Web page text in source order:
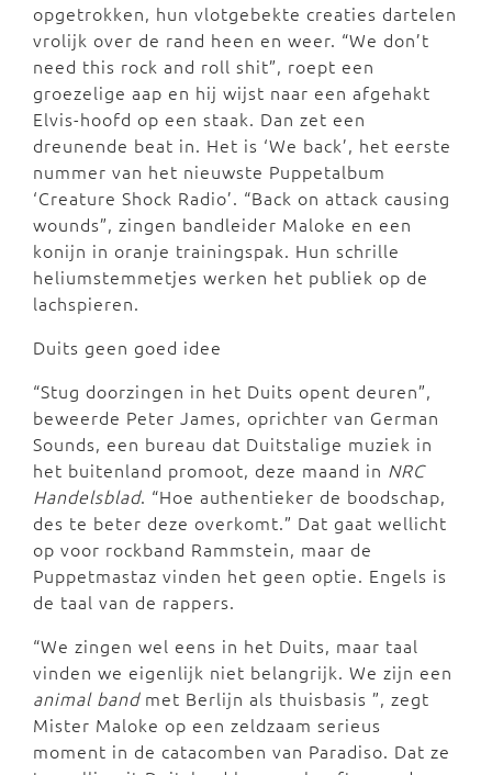
opgetrokken, hun vlotgebekte creaties dartelen
vrolijk over de rand heen en weer. “We don’t
need this rock and roll shit”, roept een
groezelige aap en hij wijst naar een afgehakt
Elvis-hoofd op een staak. Dan zet een
dreunende beat in. Het is ‘We back’, het eerste
nummer van het nieuwste Puppetalbum
‘Creature Shock Radio’. “Back on attack causing
wounds”, zingen bandleider Maloke en een
konijn in oranje trainingspak. Hun schrille
heliumstemmetjes werken het publiek op de
lachspieren.
Duits geen goed idee
“Stug doorzingen in het Duits opent deuren”,
beweerde Peter James, oprichter van German
Sounds, een bureau dat Duitstalige muziek in
het buitenland promoot, deze maand in NRC
Handelsblad. “Hoe authentieker de boodschap,
des te beter deze overkomt.” Dat gaat wellicht
op voor rockband Rammstein, maar de
Puppetmastaz vinden het geen optie. Engels is
de taal van de rappers.
“We zingen wel eens in het Duits, maar taal
vinden we eigenlijk niet belangrijk. We zijn een
animal bandmet Berlijn als thuisbasis ”, zegt
Mister Maloke op een zeldzaam serieus
moment in de catacomben van Paradiso. Dat ze